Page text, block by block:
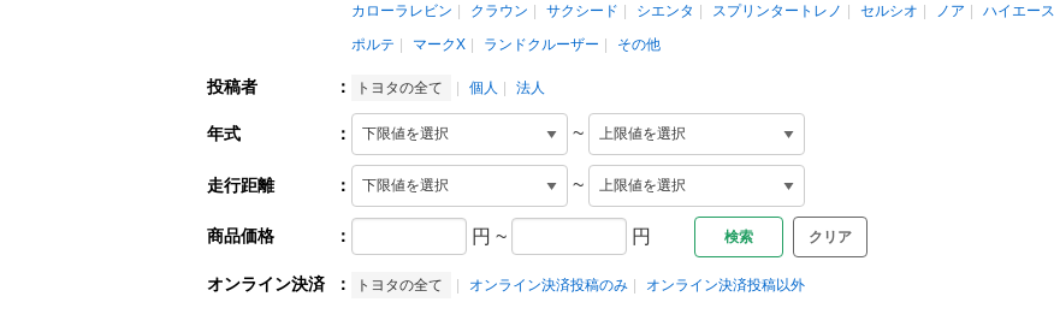
カローラレビン
クラウン サクシード シエンタ スプリンタートレノ セルシオ ノア ハイエース
ポルテ
マークX ランドクルーザー その他
投稿者 ： トヨタの全て 個人 法人
年式 ： ~
走行距離 ： ~
商品価格 ： 円 ~ 円 クリア
オンライン決済 ： トヨタの全て オンライン決済投稿のみ オンライン決済投稿以外